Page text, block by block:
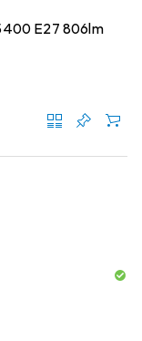
E27 806lm